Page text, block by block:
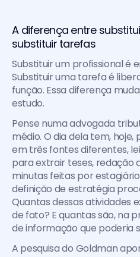
A diferença entre
substituir tarefas
Substituir um profissional é
Substituir uma tarefa é
função. Essa diferença
estudo.
Pense numa advogada
médio. O dia dela tem, hoje,
em três fontes diferentes,
para extrair teses, redação
minutas feitas por
definição de estratégia
Quantas dessas atividades
de fato? E quantas são, na
de informação que poderia
A pesquisa do Goldman